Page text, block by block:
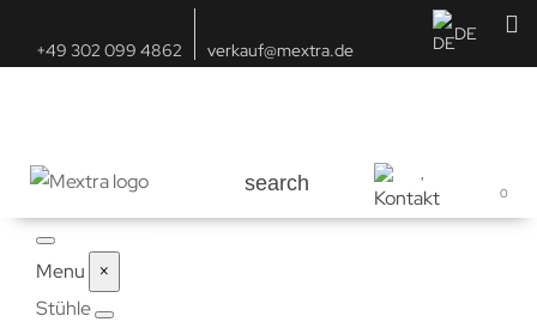
+49 302 099 4862 verkauf@mextra.de
DE
search 0
Menu
×
Stühle